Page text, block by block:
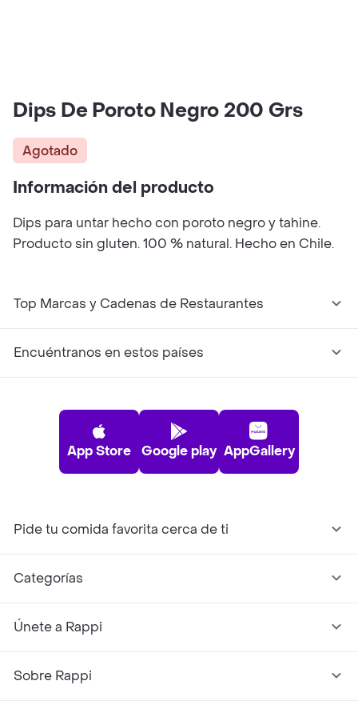
Dips De Poroto Negro 200 Grs
Agotado
Información del producto
Dips para untar hecho con poroto negro y tahine.
Producto sin gluten. 100 % natural. Hecho en Chile.
Top Marcas y Cadenas de Restaurantes
Encuéntranos en estos países
App Store Google play AppGallery
Pide tu comida favorita cerca de ti
Categorías
Únete a Rappi
Sobre Rappi